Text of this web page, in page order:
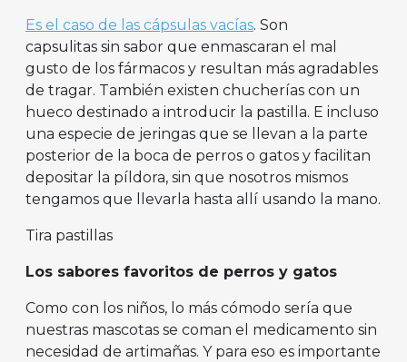
Es el caso de las cápsulas vacías. Son
capsulitas sin sabor que enmascaran el mal
gusto de los fármacos y resultan más agradables
de tragar. También existen chucherías con un
hueco destinado a introducir la pastilla. E incluso
una especie de jeringas que se llevan a la parte
posterior de la boca de perros o gatos y facilitan
depositar la píldora, sin que nosotros mismos
tengamos que llevarla hasta allí usando la mano.
Tira pastillas
Los sabores favoritos de perros y gatos
Como con los niños, lo más cómodo sería que
nuestras mascotas se coman el medicamento sin
necesidad de artimañas. Y para eso es importante